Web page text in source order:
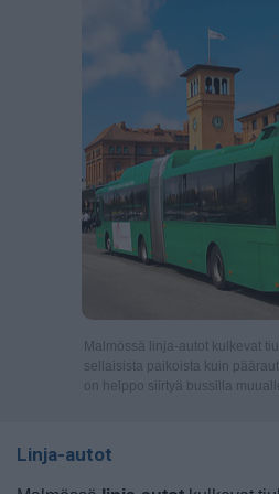
Malmössä linja-autot kulkevat
sellaisista paikoista kuin
on helppo siirtyä bussilla
Linja-autot